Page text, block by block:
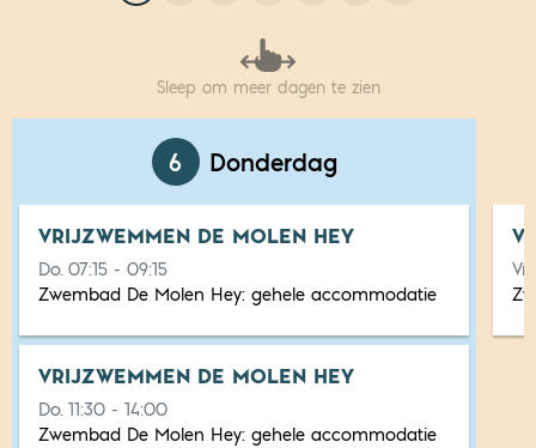
Sleep om meer dagen te zien
6 Donderdag
VRIJZWEMMEN DE MOLEN HEY
Do. 07:15 - 09:15
Zwembad De Molen Hey:gehele accommodatie
VRIJZWEMMEN DE MOLEN HEY
Do. 11:30 - 14:00
Zwembad De Molen Hey:gehele accommodatie